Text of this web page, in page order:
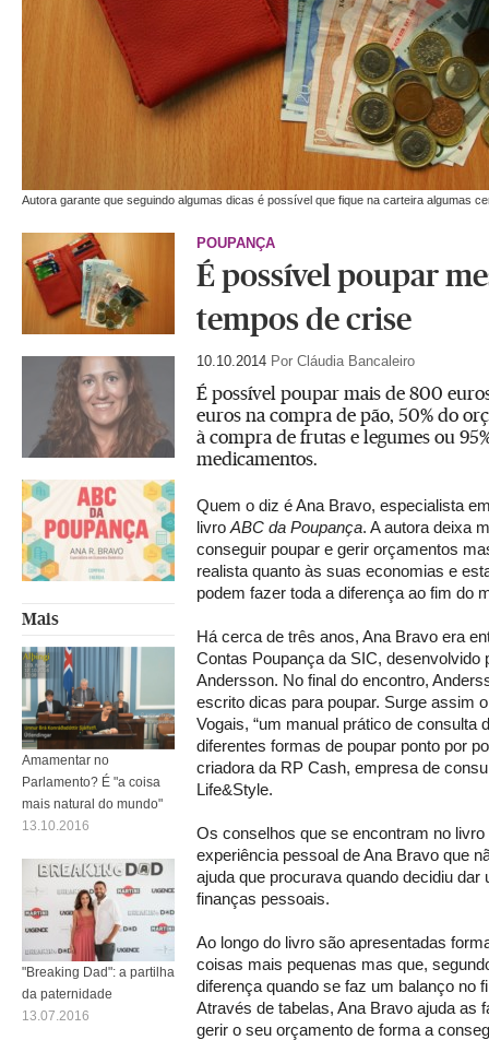
Autora garante que seguindo algumas dicas é possível que fique na carteira algumas
POUPANÇA
É possível poupar
tempos de crise
10.10.2014 Por Cláudia Bancaleiro
É possível poupar mais de 800
euros na compra de pão, 50% do
à compra de frutas e legumes ou
medicamentos.
Quem o diz é Ana Bravo, especialista
livro ABC da Poupança. A autora deixa
conseguir poupar e gerir orçamentos
realista quanto às suas economias e
podem fazer toda a diferença ao fim do
Há cerca de três anos, Ana Bravo era
Contas Poupança da SIC, desenvolvido
Andersson. No final do encontro,
escrito dicas para poupar. Surge assim
Vogais, “um manual prático de consulta
diferentes formas de poupar ponto por
criadora da RP Cash, empresa de
Life&Style.
Os conselhos que se encontram no
experiência pessoal de Ana Bravo que
ajuda que procurava quando decidiu dar
finanças pessoais.
Ao longo do livro são apresentadas
coisas mais pequenas mas que,
diferença quando se faz um balanço no
Através de tabelas, Ana Bravo ajuda as
gerir o seu orçamento de forma a
Mais
Amamentar no
Parlamento? É "a coisa
mais natural do mundo"
13.10.2016
"Breaking Dad": a partilha
da paternidade
13.07.2016